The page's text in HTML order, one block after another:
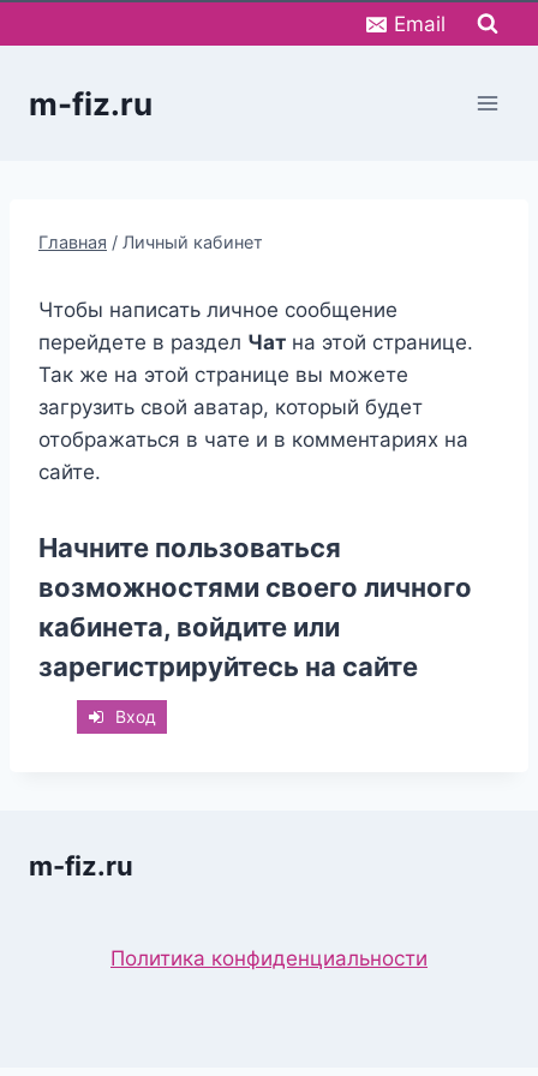
к
Email
m-fiz.ru
Главная / Личный кабинет
Чтобы написать личное сообщение
перейдете в раздел Чат на этой странице.
Так же на этой странице вы можете
загрузить свой аватар, который будет
отображаться в чате и в комментариях на
сайте.
Начните пользоваться
возможностями своего личного
кабинета, войдите или
зарегистрируйтесь на сайте
Вход
m-fiz.ru
Политика конфиденциальности